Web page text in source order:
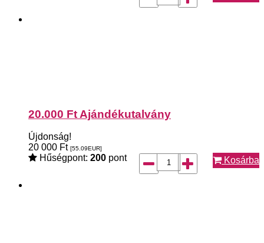
20.000 Ft Ajándékutalvány
Újdonság!
20 000 Ft [55.09EUR]
Hűségpont: 200 pont Kosárba